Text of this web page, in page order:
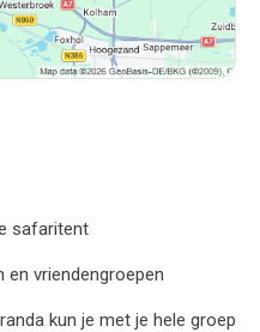
safaritent
en vriendengroepen
kun je met je hele groep